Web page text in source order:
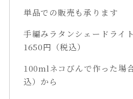
単品での販売も承ります
手編みラタンシェードライ
1650円（税込）
100mlネコびんで作った場
込）から